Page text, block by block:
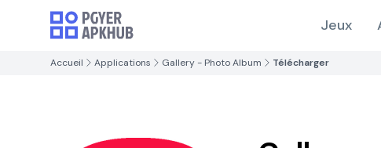
Jeux
Accueil Applications Gallery - Photo Album Télécharger